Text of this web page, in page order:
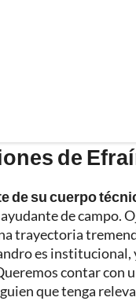
de
de su cuerpo
de campo.
trayectoria
es
contar con
que tenga